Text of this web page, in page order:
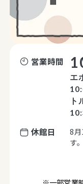
営業時間
エ
ト
休館日
8
す。